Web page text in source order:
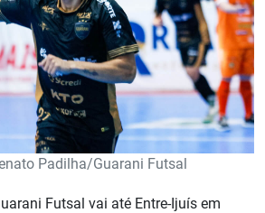
Padilha/Guarani Futsal
Futsal vai até Entre-Ijuís em